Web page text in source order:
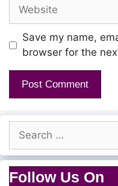
Maasa Seiven Velaiya
Oh… Oh… Oh…
Oh… Oh… Oh…
Oh… Oh… Oh…
Website
Save my name,
browser for the
Search
for:
Follow Us On